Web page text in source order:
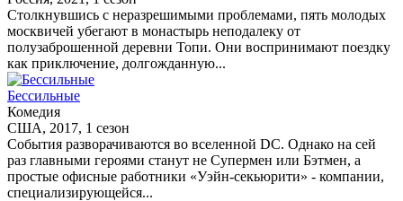
Столкнувшись с неразрешимыми проблемами, пять молодых
москвичей убегают в монастырь неподалеку от
полузаброшенной деревни Топи. Они воспринимают поездку
как приключение, долгожданную...
Бессильные
Комедия
США, 2017, 1 сезон
События разворачиваются во вселенной DC. Однако на сей
раз главными героями станут не Супермен или Бэтмен, а
простые офисные работники «Уэйн-секьюрити» - компании,
специализирующейся...